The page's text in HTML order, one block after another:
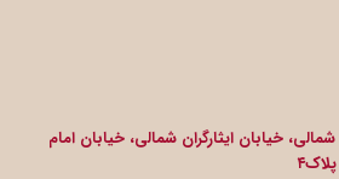
شمالی، خیابان ایثارگران شمالی، خیابان امام